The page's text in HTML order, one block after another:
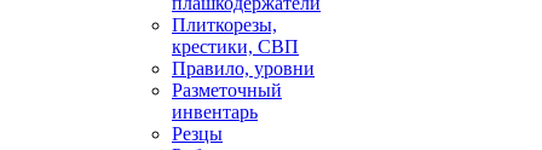
Плиткорезы,
крестики, СВП
Правило, уровни
Разметочный
инвентарь
Резцы